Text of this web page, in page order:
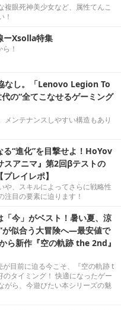
複眼死神美少女など、属性てんこ
！
ーXsolla特集
！
なし。「Lenovo Legion To
の“全てこなせるゲーミング
メンテナンスしやすい構造もあり
“進化”を目撃せよ！HoYov
スアニマ』第2回βテストの
レイレポ】
や、スキルによってさらに戦略性
注目の要素に迫ります！
「今」がベスト！暑い夏、涼
が似合う大冒険へ―最安値で
ら新作『空の軌跡 the 2nd』
が目前に迫る今こそ、『空の軌跡 t
タイミング！ 快適になったゲー
がら、今遊びたい本シリーズの魅